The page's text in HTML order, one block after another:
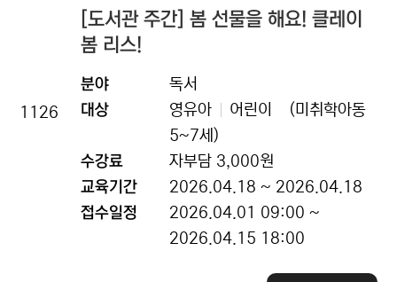
1126
[도서관 주간] 봄 선물을 해요! 클레이
봄 리스!
분야
독서
대상
영유아 어린이
(미취학아동
5~7세)
수강료
자부담 3,000원
교육기간
2026.04.18 ~ 2026.04.18
접수일정
2026.04.01 09:00 ~
2026.04.15 18:00